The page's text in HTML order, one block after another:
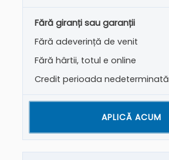
Fără giranți sau garanții
Fără adeverință de venit
Fără hârtii, totul e online
Credit perioada nedeterminată
APLICĂ ACUM